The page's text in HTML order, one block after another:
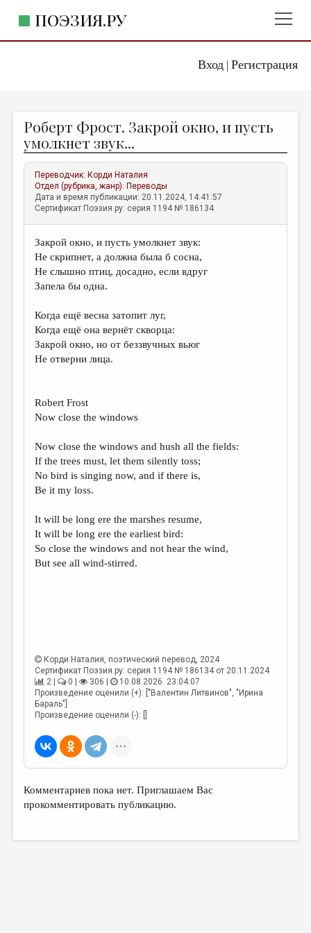
Вход| Регистрация
ПОЭЗИЯ.РУ
ЖАНРЫ
АВТОРЫ
КОММЕНТАРИИ
ЛИТСАЛОН
ПРАВИЛА САЙТА
ОТДЕЛЫ И РУБРИКИ
ДАЙДЖЕСТ
ПРОИЗВЕДЕНИЯ
КОНКУРСЫ
КНИЖНАЯ ПОЛКА
ОБЗОР ЛИТЕРАТУРЫ
ОБЪЯВЛЕНИЯ
ЛИТЕРАТУРОВЕДЕНИЕ
КУЛЬТУРОВЕДЕНИЕ
ПУБЛИЦИСТИКА
РЕЦЕНЗИРОВАНИЕ
ЦИКЛЫ ПУБЛИКАЦИЙ
ТРЕДИАКОВСКИЙ
Роберт Фрост. Закрой окно, и пусть
умолкнет звук...
Переводчик: Корди Наталия
Отдел (рубрика, жанр): Переводы
Дата и время публикации: 20.11.2024, 14:41:57
Сертификат Поэзия.ру: серия 1194 № 186134
Закрой окно, и пусть умолкнет звук:
Не скрипнет, а должна была б сосна,
Не слышно птиц, досадно, если вдруг
Запела бы одна.
Когда ещё весна затопит луг,
Когда ещё она вернёт скворца:
Закрой окно, но от беззвучных вьюг
Не отверни лица.
Robert Frost
Now close the windows
Now close the windows and hush all the fields:
If the trees must, let them silently toss;
No bird is singing now, and if there is,
Be it my loss.
It will be long ere the marshes resume,
It will be long ere the earliest bird:
So close the windows and not hear the wind,
But see all wind-stirred.
Корди Наталия, поэтический перевод, 2024
Сертификат Поэзия.ру: серия 1194 № 186134 от 20.11.2024
2 |
0 | 306 |
10.08.2026. 23:04:07
Произведение оценили (+): ["Валентин Литвинов", "Ирина
Бараль"]
Произведение оценили (-): []
Комментариев пока нет. Приглашаем Вас
прокомментировать публикацию.